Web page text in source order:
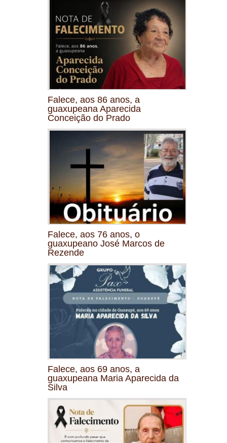
Falece, aos 86 anos, a
guaxupeana Aparecida
Conceição do Prado
Falece, aos 76 anos, o
guaxupeano José Marcos de
Rezende
Falece, aos 69 anos, a
guaxupeana Maria Aparecida da
Silva